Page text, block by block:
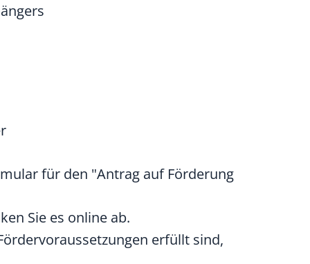
für den "Antrag auf Förderung
Sie es online ab.
erfüllt sind,